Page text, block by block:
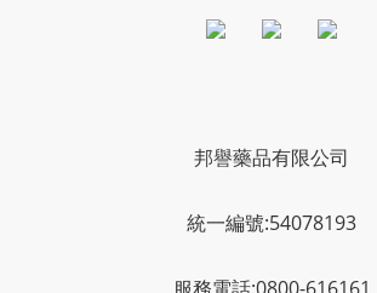
邦譽藥品有限公司
統一編號:54078193